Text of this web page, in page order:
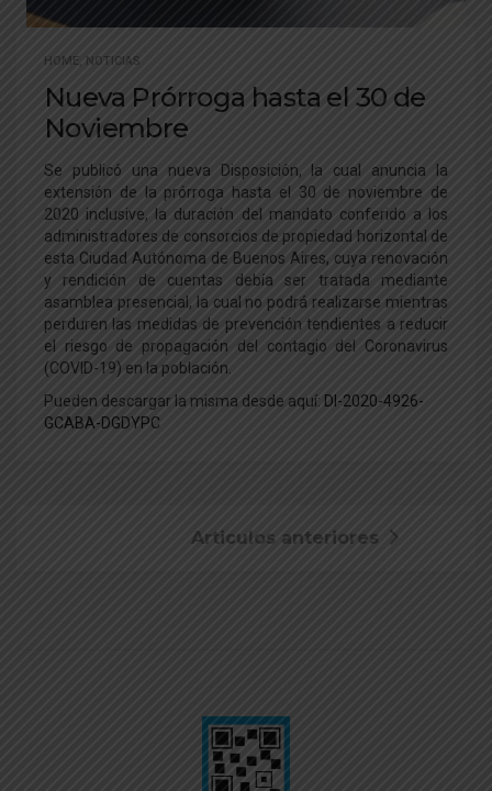
HOME NOTICIAS
Nueva Prórroga hasta el 30 de
Noviembre
Se publicó una nueva Disposición, la cual anuncia la
extensión de la prórroga hasta el 30 de noviembre de
2020 inclusive, la duración del mandato conferido a los
administradores de consorcios de propiedad horizontal de
esta Ciudad Autónoma de Buenos Aires, cuya renovación
y rendición de cuentas debía ser tratada mediante
asamblea presencial, la cual no podrá realizarse mientras
perduren las medidas de prevención tendientes a reducir
el riesgo de propagación del contagio del Coronavirus
(COVID-19) en la población.
Pueden descargar la misma desde aquí: DI-2020-4926-
GCABA-DGDYPC
Articulos anteriores